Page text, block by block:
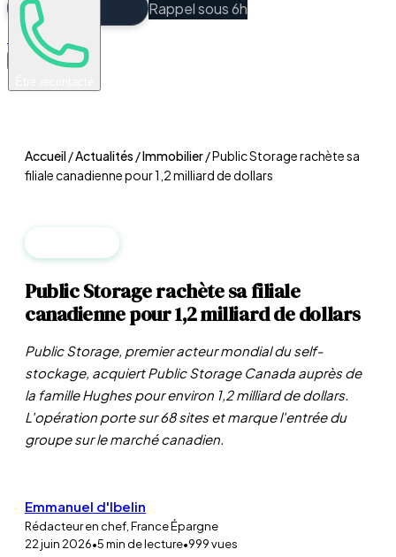
Rappel sous 6h
Espace Client
Accueil/Actualités /Immobilier/Public Storage rachète sa
filiale canadienne pour 1,2 milliard de dollars
Public Storage rachète sa filiale
canadienne pour 1,2 milliard de dollars
Public Storage, premier acteur mondial du self-
stockage, acquiert Public Storage Canada auprès de
la famille Hughes pour environ 1,2 milliard de dollars.
L'opération porte sur 68 sites et marque l'entrée du
groupe sur le marché canadien.
Emmanuel d'Ibelin
Rédacteur en chef, France Épargne
22 juin 2026•5min de lecture•999vues